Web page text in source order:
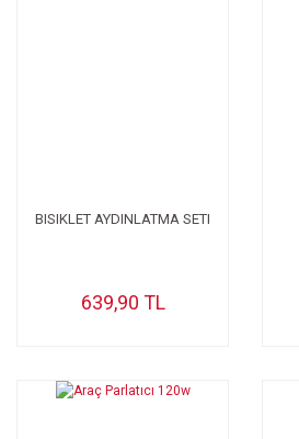
BISIKLET AYDINLATMA SETI
639,90 TL